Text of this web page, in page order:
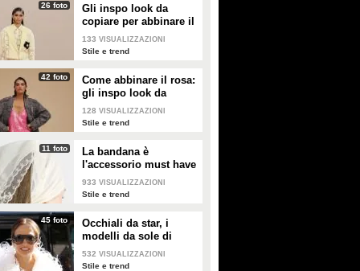
26 foto
Gli inspo look da
copiare per abbinare il
giallo
133 VISUALIZZAZIONI
Stile e trend
42 foto
Come abbinare il rosa:
gli inspo look da
copiare
128 VISUALIZZAZIONI
Stile e trend
11 foto
La bandana è
l'accessorio must have
dell'estate 2026: i
modelli di tendenza
933 VISUALIZZAZIONI
Stile e trend
45 foto
Occhiali da star, i
modelli da sole di
tendenza per l'estate
2026
532 VISUALIZZAZIONI
Stile e trend